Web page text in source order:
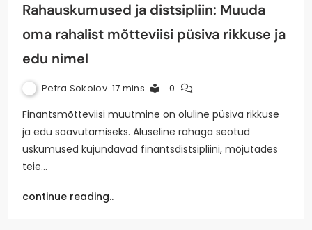
Rahauskumused ja distsipliin: Muuda
oma rahalist mõtteviisi püsiva rikkuse ja
edu nimel
Petra Sokolov 17 mins 0
Finantsmõtteviisi muutmine on oluline püsiva rikkuse
ja edu saavutamiseks. Aluseline rahaga seotud
uskumused kujundavad finantsdistsipliini, mõjutades
teie…
continue reading..